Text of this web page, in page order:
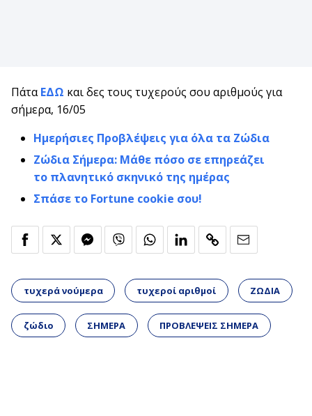
ΠάταΕΔΩ και δες τους τυχερούς σου αριθμούς για
σήμερα, 16/05
Ημερήσιες Προβλέψεις για όλα τα Ζώδια
Ζώδια Σήμερα: Μάθε πόσο σε επηρεάζει
το πλανητικό σκηνικό της ημέρας
Σπάσε το Fortune cookie σου!
τυχερά νούμερα τυχεροί αριθμοί ΖΩΔΙΑ
ζώδιο ΣΗΜΕΡΑ ΠΡΟΒΛΕΨΕΙΣ ΣΗΜΕΡΑ